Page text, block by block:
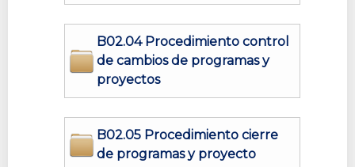
B02.04 Procedimiento control
de cambios de programas y
proyectos
B02.05 Procedimiento cierre
de programas y proyecto